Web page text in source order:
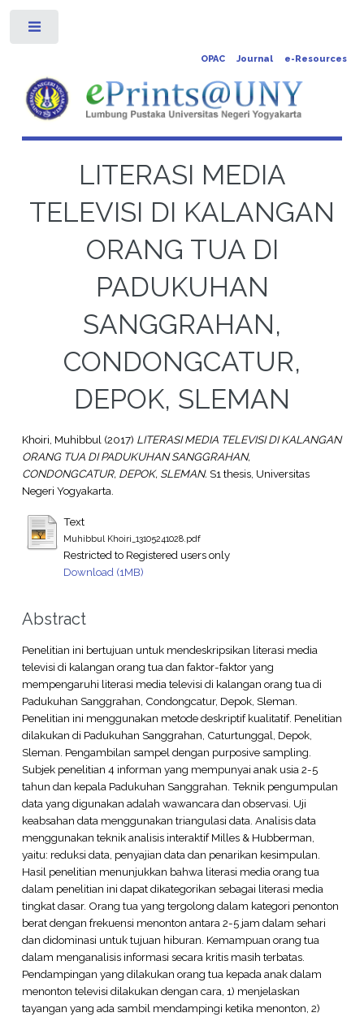
OPAC Journal e-Resources
LITERASI MEDIA
TELEVISI DI KALANGAN
ORANG TUA DI
PADUKUHAN
SANGGRAHAN,
CONDONGCATUR,
DEPOK, SLEMAN
Khoiri, Muhibbul(2017) LITERASI MEDIA TELEVISI DI KALANGAN
ORANG TUA DI PADUKUHAN SANGGRAHAN,
CONDONGCATUR, DEPOK, SLEMAN. S1 thesis, Universitas
Negeri Yogyakarta.
Text
Muhibbul Khoiri_13105241028.pdf
Restricted to Registered users only
Download (1MB)
Abstract
Penelitian ini bertujuan untuk mendeskripsikan literasi media
televisi di kalangan orang tua dan faktor-faktor yang
mempengaruhi literasi media televisi di kalangan orang tua di
Padukuhan Sanggrahan, Condongcatur, Depok, Sleman.
Penelitian ini menggunakan metode deskriptif kualitatif. Penelitian
dilakukan di Padukuhan Sanggrahan, Caturtunggal, Depok,
Sleman. Pengambilan sampel dengan purposive sampling.
Subjek penelitian 4 informan yang mempunyai anak usia 2-5
tahun dan kepala Padukuhan Sanggrahan. Teknik pengumpulan
data yang digunakan adalah wawancara dan observasi. Uji
keabsahan data menggunakan triangulasi data. Analisis data
menggunakan teknik analisis interaktif Milles & Hubberman,
yaitu: reduksi data, penyajian data dan penarikan kesimpulan.
Hasil penelitian menunjukkan bahwa literasi media orang tua
dalam penelitian ini dapat dikategorikan sebagai literasi media
tingkat dasar. Orang tua yang tergolong dalam kategori penonton
berat dengan frekuensi menonton antara 2-5 jam dalam sehari
dan didominasi untuk tujuan hiburan. Kemampuan orang tua
dalam menganalisis informasi secara kritis masih terbatas.
Pendampingan yang dilakukan orang tua kepada anak dalam
menonton televisi dilakukan dengan cara, 1) menjelaskan
tayangan yang ada sambil mendampingi ketika menonton, 2)